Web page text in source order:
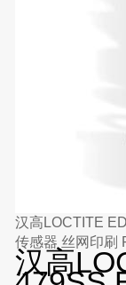
汉高LOCTITE
传感器 丝网印刷
汉高